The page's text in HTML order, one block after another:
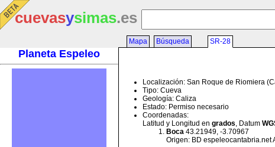
cuevasysimas.es
Planeta Espeleo
Mapa Búsqueda SR-28
Localización: San Roque de Riomiera
Tipo: Cueva
Geología: Caliza
Estado: Permiso necesario
Coordenadas:
Latitud y Longitud en grados, Datum
Boca 43.21949, -3.70967
Origen: BD espeleocantabria.net